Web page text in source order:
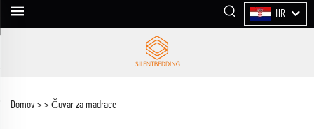
HR
Domov > > Čuvar za madrace